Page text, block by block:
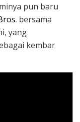
pun baru
bersama
yang
kembar